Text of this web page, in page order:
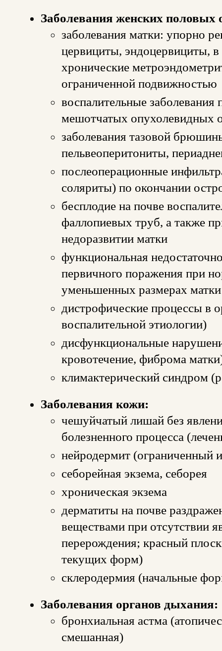
Заболевания женских половых
заболевания матки: упорно
цервициты, эндоцервициты,
хронические
ограниченной подвижностью
воспалительные заболевания
мешотчатых опухолевидных
заболевания тазовой
пельвеоперитониты,
послеоперационные
соляриты) по окончании
бесплодие на почве
фаллопиевых труб, а также
недоразвитии матки
функциональная
первичного поражения при
уменьшенных размерах матки
дистрофические процессы в
воспалительной этиологии)
дисфункциональные
кровотечение, фиброма
климактерический синдром
Заболевания кожи:
чешуйчатый лишай без
болезненного процесса
нейродермит (ограниченный
себорейная экзема, себорея
хроническая экзема
дерматиты на почве
веществами при отсутствии
перерождения; красный
текущих форм)
склеродермия (начальные
Заболевания органов дыхания:
бронхиальная астма
смешанная)